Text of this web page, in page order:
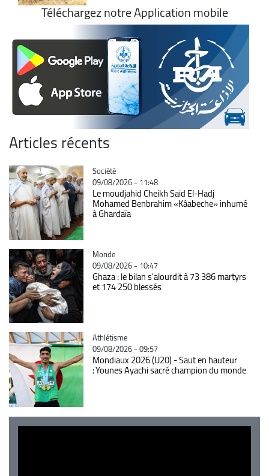
Téléchargez notre Application mobile
Articles récents
Catégorie
Société
09/08/2026 - 11:48
Le moudjahid Cheikh Said El-Hadj
Mohamed Benbrahim «Kâabeche» inhumé
à Ghardaïa
Catégorie
Monde
09/08/2026 - 10:47
Ghaza : le bilan s'alourdit à 73 386 martyrs
et 174 250 blessés
Catégorie
Athlétisme
09/08/2026 - 09:57
Mondiaux 2026 (U20) - Saut en hauteur
: Younes Ayachi sacré champion du monde